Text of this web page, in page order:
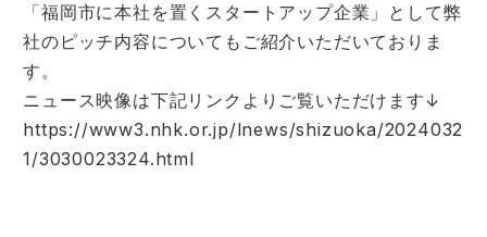
「福岡市に本社を置くスタートアップ企業」として弊
社のピッチ内容についてもご紹介いただいておりま
す。
ニュース映像は下記リンクよりご覧いただけます↓
https://www3.nhk.or.jp/lnews/shizuoka/2024032
1/3030023324.html